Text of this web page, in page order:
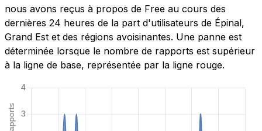
nous avons reçus à propos de Free au cours des
dernières 24 heures de la part d'utilisateurs de Épinal,
Grand Est et des régions avoisinantes. Une panne est
déterminée lorsque le nombre de rapports est supérieur
à la ligne de base, représentée par la ligne rouge.